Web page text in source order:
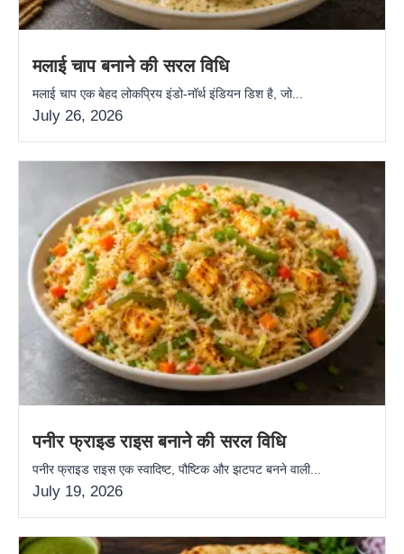
मलाई चाप बनाने की सरल विधि
मलाई चाप एक बेहद लोकप्रिय इंडो-नॉर्थ इंडियन डिश है, जो...
July 26, 2026
पनीर फ्राइड राइस बनाने की सरल विधि
पनीर फ्राइड राइस एक स्वादिष्ट, पौष्टिक और झटपट बनने वाली...
July 19, 2026